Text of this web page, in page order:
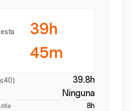
39h
45m
39.8h
Ninguna
día 8h